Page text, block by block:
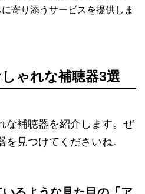
寄り添うサービスを提供しま
ゃれな補聴器3選
な補聴器を紹介します。ぜ
見つけてくださいね。